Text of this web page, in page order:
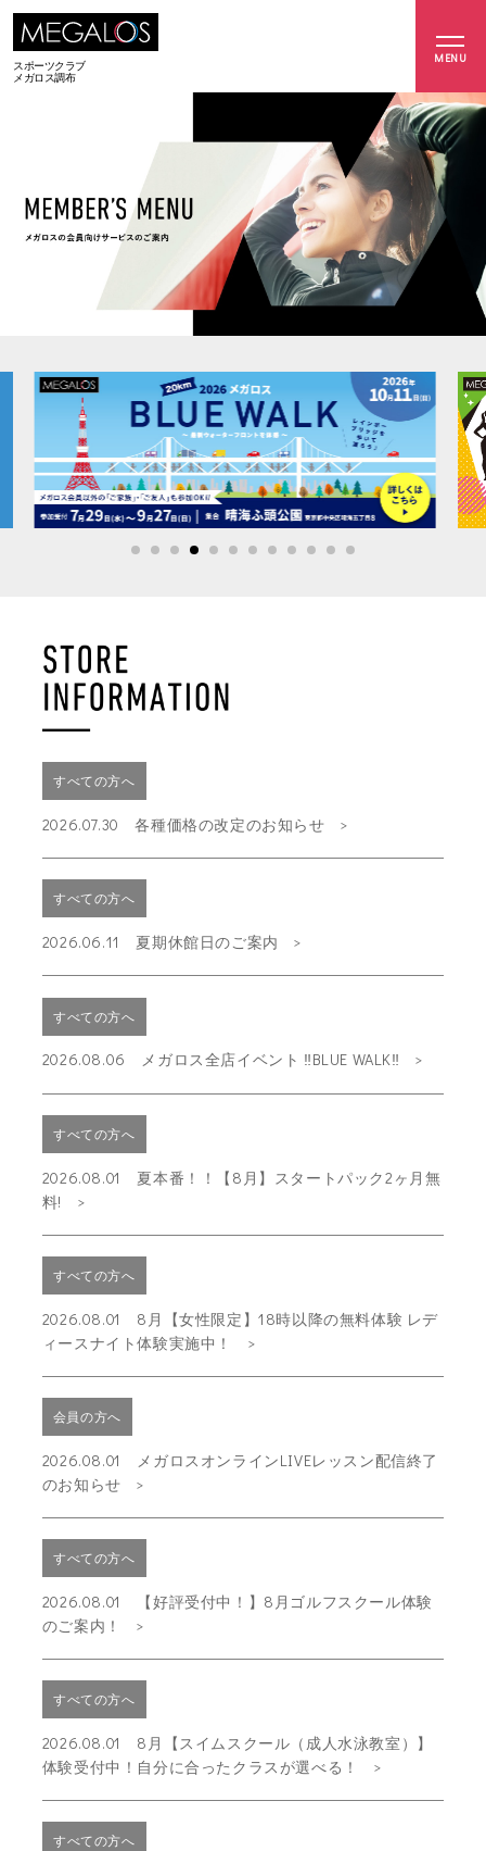
スポーツクラブ
メガロス調布
MENU
すべての方へ
2026.07.30 各種価格の改定のお知らせ
すべての方へ
2026.06.11 夏期休館日のご案内
すべての方へ
2026.08.06 メガロス全店イベント ‼BLUE WALK‼
すべての方へ
2026.08.01 夏本番！！【8月】スタートパック2ヶ月無
料!
すべての方へ
2026.08.01 8月【女性限定】18時以降の無料体験 レデ
ィースナイト体験実施中！
会員の方へ
2026.08.01 メガロスオンラインLIVEレッスン配信終了
のお知らせ
すべての方へ
2026.08.01 【好評受付中！】8月ゴルフスクール体験
のご案内！
すべての方へ
2026.08.01 8月【スイムスクール（成人水泳教室）】
体験受付中！自分に合ったクラスが選べる！
すべての方へ